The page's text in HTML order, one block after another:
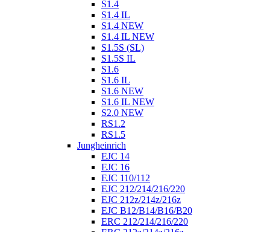
S1.4
S1.4 IL
S1.4 NEW
S1.4 IL NEW
S1.5S (SL)
S1.5S IL
S1.6
S1.6 IL
S1.6 NEW
S1.6 IL NEW
S2.0 NEW
RS1.2
RS1.5
Jungheinrich
EJC 14
EJC 16
EJC 110/112
EJC 212/214/216/220
EJC 212z/214z/216z
EJC B12/B14/B16/B20
ERC 212/214/216/220